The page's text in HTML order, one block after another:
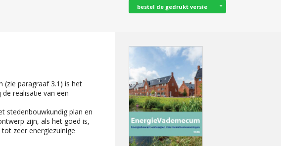
bestel de gedrukt versie
(zie paragraaf 3.1) is het
realisatie van een
stedenbouwkundig plan en
zijn, als het goed is,
zeer energiezuinige